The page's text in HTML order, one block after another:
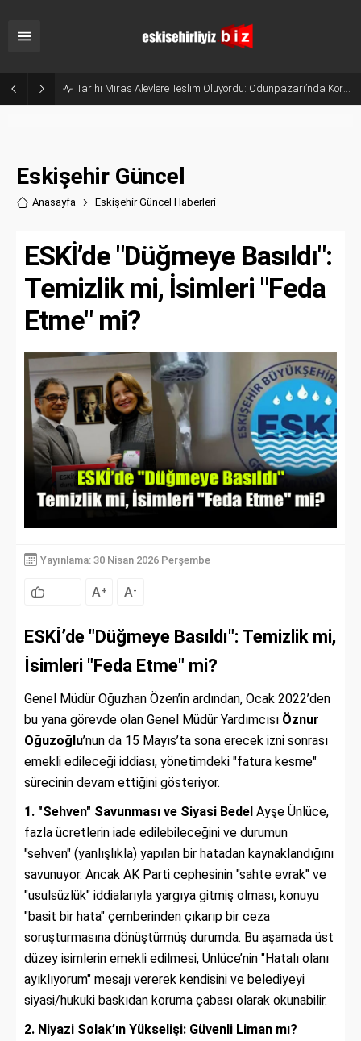
Eskişehir’de Temizlenmeyen Otluk Alanlar Yanıyor: Vatandaşın Korktuğu Başına Geldi!
Eskişehir Güncel
Anasayfa Eskişehir Güncel Haberleri
ESKİ’de "Düğmeye Basıldı":
Temizlik mi, İsimleri "Feda
Etme" mi?
Yayınlama: 30 Nisan 2026 Perşembe
A+ A-
ESKİ’de "Düğmeye Basıldı": Temizlik mi,
İsimleri "Feda Etme" mi?
Genel Müdür Oğuzhan Özen’in ardından, Ocak 2022’den
bu yana görevde olan Genel Müdür Yardımcısı Öznur
Oğuzoğlu’nun da 15 Mayıs’ta sona erecek izni sonrası
emekli edileceği iddiası, yönetimdeki "fatura kesme"
sürecinin devam ettiğini gösteriyor.
1. "Sehven" Savunması ve Siyasi Bedel Ayşe Ünlüce,
fazla ücretlerin iade edilebileceğini ve durumun
"sehven" (yanlışlıkla) yapılan bir hatadan kaynaklandığını
savunuyor. Ancak AK Parti cephesinin "sahte evrak" ve
"usulsüzlük" iddialarıyla yargıya gitmiş olması, konuyu
"basit bir hata" çemberinden çıkarıp bir ceza
soruşturmasına dönüştürmüş durumda. Bu aşamada üst
düzey isimlerin emekli edilmesi, Ünlüce’nin "Hatalı olanı
ayıklıyorum" mesajı vererek kendisini ve belediyeyi
siyasi/hukuki baskıdan koruma çabası olarak okunabilir.
2. Niyazi Solak’ın Yükselişi: Güvenli Liman mı?